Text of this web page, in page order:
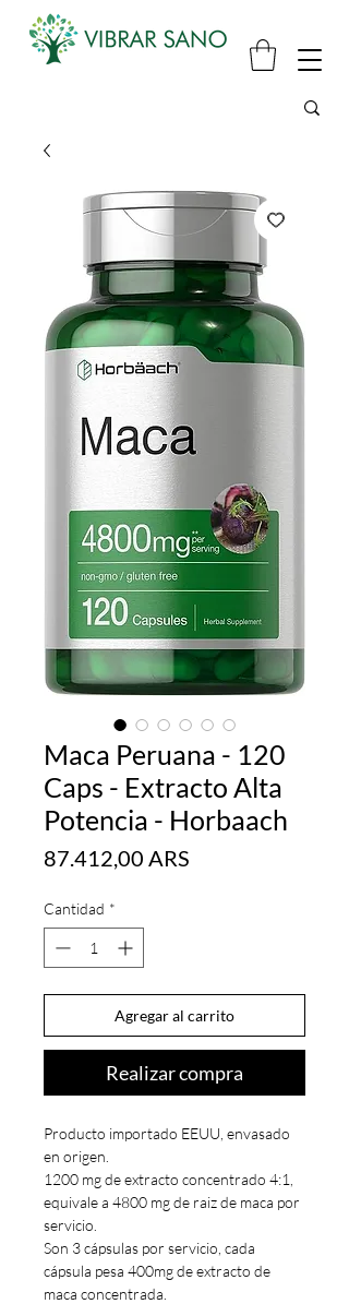
Maca Peruana - 120
Caps - Extracto Alta
Potencia - Horbaach
87.412,00 ARS
Cantidad *
Agregar al carrito
Realizar compra
Producto importado EEUU, envasado
en origen.
1200 mg de extracto concentrado 4:1,
equivale a 4800 mg de raiz de maca por
servicio.
Son 3 cápsulas por servicio, cada
cápsula pesa 400mg de extracto de
maca concentrada.